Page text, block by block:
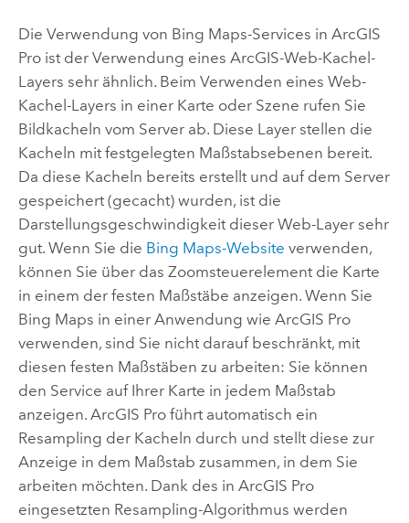
Die Verwendung von Bing Maps-Services in ArcGIS
Proist der Verwendung eines ArcGIS-Web-Kachel-
Layers sehr ähnlich. Beim Verwenden eines Web-
Kachel-Layers in einer Karte oder Szene rufen Sie
Bildkacheln vom Server ab. Diese Layer stellen die
Kacheln mit festgelegten Maßstabsebenen bereit.
Da diese Kacheln bereits erstellt und auf dem Server
gespeichert (gecacht) wurden, ist die
Darstellungsgeschwindigkeit dieser Web-Layer sehr
gut. Wenn Sie die Bing Maps-Website verwenden,
können Sie über das Zoomsteuerelement die Karte
in einem der festen Maßstäbe anzeigen. Wenn Sie
Bing Maps in einer Anwendung wie ArcGIS Pro
verwenden, sind Sie nicht darauf beschränkt, mit
diesen festen Maßstäben zu arbeiten: Sie können
den Service auf Ihrer Karte in jedem Maßstab
anzeigen. ArcGIS Proführt automatisch ein
Resampling der Kacheln durch und stellt diese zur
Anzeige in dem Maßstab zusammen, in dem Sie
arbeiten möchten. Dank des in ArcGIS Pro
eingesetzten Resampling-Algorithmus werden